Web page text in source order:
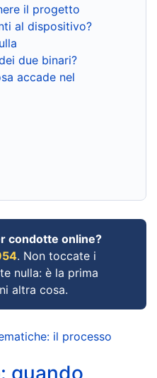
il progetto
al dispositivo?
due binari?
accade nel
condotte online?
. Non toccate i
nulla: è la prima
altra cosa.
il processo
quando